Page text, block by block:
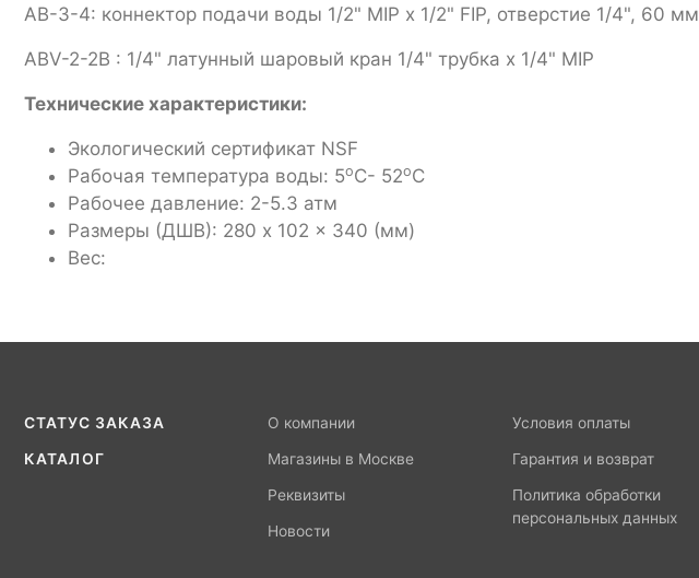
AB-3-4: коннектор подачи воды 1/2" MIP х 1/2" FIP, отверстие 1/4", 60 мм
ABV-2-2B : 1/4" латунный шаровый кран 1/4" трубка х 1/4" MIP
Технические характеристики:
Экологический сертификат NSF
Рабочая температура воды: 5oС- 52oC
Рабочее давление: 2-5.3 атм
Размеры (ДШВ): 280 x 102 x 340 (мм)
Вес:
СТАТУС ЗАКАЗА
КАТАЛОГ
О компании
Магазины в Москве
Реквизиты
Новости
Условия оплаты
Гарантия и возврат
Политика обработки
персональных данных